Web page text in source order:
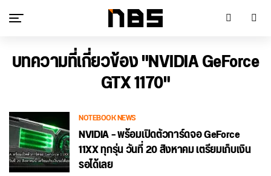
บทความที่เกี่ยวข้อง "NVIDIA GeForce
GTX 1170"
NOTEBOOK NEWS
NVIDIA – พร้อมเปิดตัวการ์ดจอ GeForce
11XX ทุกรุ่น วันที่ 20 สิงหาคม เตรียมเก็บเงิน
รอได้เลย